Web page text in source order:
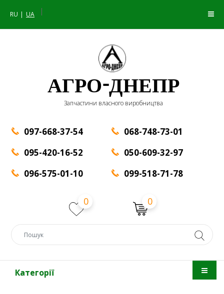
RU UA |
АГРО-ДНЕПР
Запчастини власного виробництва
097-668-37-54
095-420-16-52
096-575-01-10
068-748-73-01
050-609-32-97
099-518-71-78
0 0
Категорії